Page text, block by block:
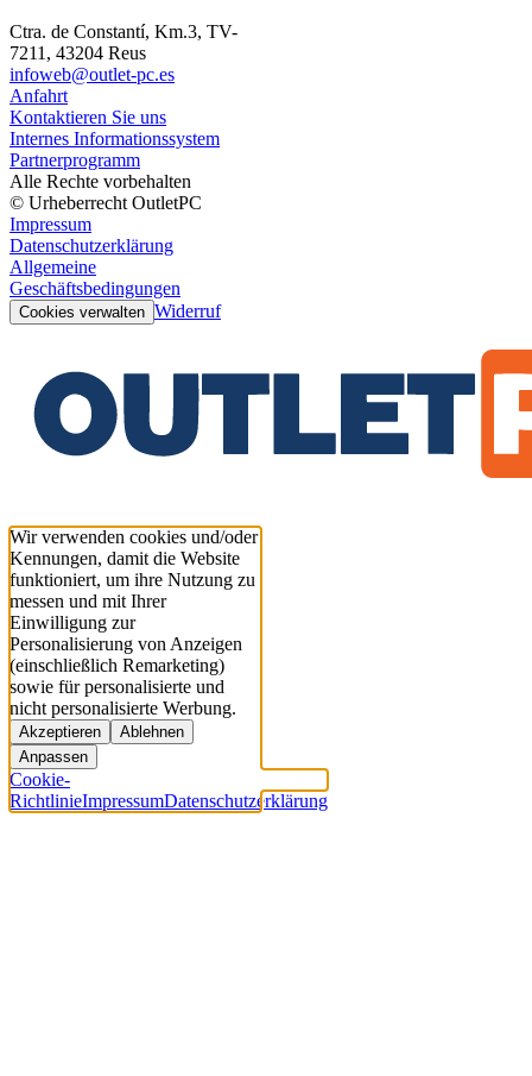
Ctra. de Constantí, Km.3, TV-
7211, 43204 Reus
infoweb@outlet-pc.es
Anfahrt
Kontaktieren Sie uns
Internes Informationssystem
Partnerprogramm
Alle Rechte vorbehalten
© Urheberrecht OutletPC
Impressum
Datenschutzerklärung
Allgemeine
Geschäftsbedingungen
Cookies verwalten Widerruf
Wir verwenden cookies und/oder
Kennungen, damit die Website
funktioniert, um ihre Nutzung zu
messen und mit Ihrer
Einwilligung zur
Personalisierung von Anzeigen
(einschließlich Remarketing)
sowie für personalisierte und
nicht personalisierte Werbung.
Akzeptieren
Ablehnen
Anpassen
Cookie-
RichtlinieImpressumDatenschutzerklärung